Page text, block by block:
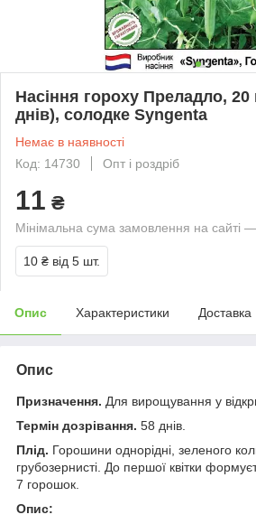
Насіння гороху Преладло,
днів), солодке Syngenta
Немає в наявності
Код: 14730
Опт і роздріб
11 ₴
Мінімальна сума замовлення на сайті
10 ₴ від 5 шт.
Опис Характеристики Доставка
Опис
Призначення. Для вирощування у
Термін дозрівання. 58 днів.
Плід. Горошини однорідні, зеленого
грубозернисті. До першої квітки
7 горошок.
Опис: